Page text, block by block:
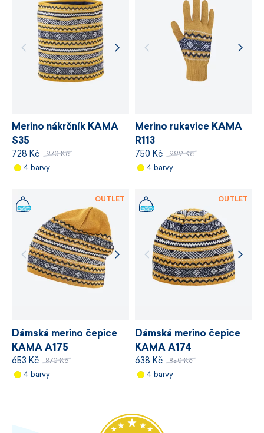
stanovuje požadavky na bezpečnost
chemických látek, odpovědné využívání zdrojů
a řízení výrobních procesů.
Merino nákrčník KAMA
S35
728 Kč 970 Kč
4 barvy
Merino rukavice KAMA
R113
750 Kč 999 Kč
4 barvy
Dámská merino čepice
KAMA A175
653 Kč 870 Kč
4 barvy
OUTLET
Dámská merino čepice
KAMA A174
638 Kč 850 Kč
4 barvy
OUTLET